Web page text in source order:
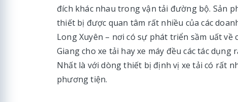
đích khác nhau trong vận tải đường bộ. Sản
thiết bị được quan tâm rất nhiều của các
Long Xuyên – nơi có sự phát triển sầm uất
Giang cho xe tải hay xe máy đều các tác
Nhất là với dòng thiết bị định vị xe tải có rất
phương tiện.